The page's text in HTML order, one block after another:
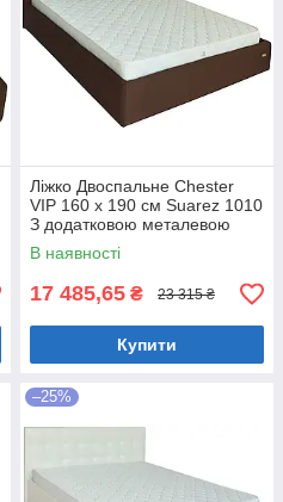
Ліжко Двоспальне Chester
VIP 160 х 190 см Suarez 1010
З додатковою металевою
цільнозварною рамою
Коричневий
В наявності
17 485,65 ₴ 23 315 ₴
Купити
–25%